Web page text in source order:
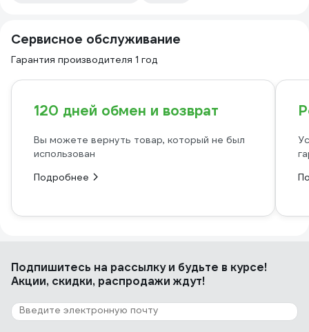
Сервисное обслуживание
Гарантия производителя 1 год
120 дней обмен и возврат
Вы можете вернуть товар, который не был
использован
Подробнее
Подпишитесь на рассылкуи будьте в курсе!
Акции, скидки, распродажи ждут!